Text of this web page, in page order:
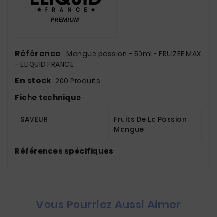
Référence
Mangue passion - 50ml - FRUIZEE MAX
- ELIQUID FRANCE
En stock 200 Produits
Fiche technique
SAVEUR
Fruits De La Passion
Mangue
Références spécifiques
Vous Pourriez Aussi Aimer